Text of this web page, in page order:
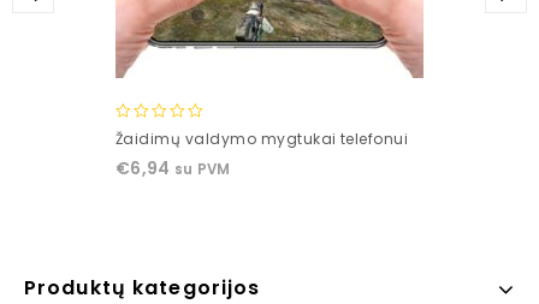
0
of
Žaidimų valdymo mygtukai telefonui
€6,94 su PVM
Produktų kategorijos